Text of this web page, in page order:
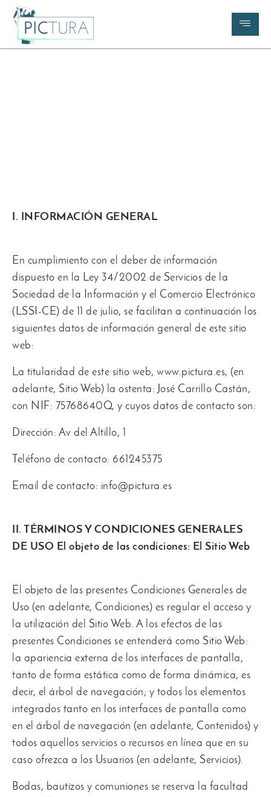
I. INFORMACIÓN GENERAL
En cumplimiento con el deber de información
dispuesto en la Ley 34/2002 de Servicios de la
Sociedad de la Información y el Comercio Electrónico
(LSSI-CE) de 11 de julio, se facilitan a continuación los
siguientes datos de información general de este sitio
web:
La titularidad de este sitio web, www.pictura.es, (en
adelante, Sitio Web) la ostenta: José Carrillo Castán,
con NIF: 75768640Q, y cuyos datos de contacto son:
Dirección: Av del Altillo, 1
Teléfono de contacto: 661245375
Email de contacto: info@pictura.es
II. TÉRMINOS Y CONDICIONES GENERALES
DE USO El objeto de las condiciones: El Sitio Web
El objeto de las presentes Condiciones Generales de
Uso (en adelante, Condiciones) es regular el acceso y
la utilización del Sitio Web. A los efectos de las
presentes Condiciones se entenderá como Sitio Web:
la apariencia externa de los interfaces de pantalla,
tanto de forma estática como de forma dinámica, es
decir, el árbol de navegación; y todos los elementos
integrados tanto en los interfaces de pantalla como
en el árbol de navegación (en adelante, Contenidos) y
todos aquellos servicios o recursos en línea que en su
caso ofrezca a los Usuarios (en adelante, Servicios).
Bodas, bautizos y comuniones se reserva la facultad